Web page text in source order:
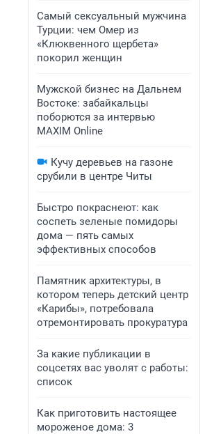
Самый сексуальный мужчина
Турции: чем Омер из
«Клюквенного щербета»
покорил женщин
Мужской бизнес на Дальнем
Востоке: забайкальцы
поборются за интервью
MAXIM Online
Кучу деревьев на газоне
срубили в центре Читы
Быстро покраснеют: как
соспеть зеленые помидоры
дома — пять самых
эффективных способов
Памятник архитектуры, в
котором теперь детский центр
«Карибы», потребовала
отремонтировать прокуратура
За какие публикации в
соцсетях вас уволят с работы:
список
Как приготовить настоящее
мороженое дома: 3